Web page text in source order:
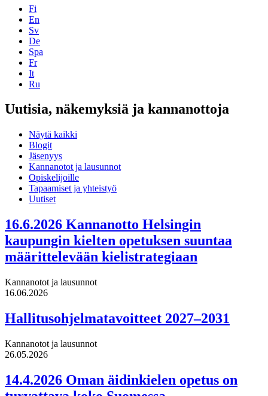
Fi
En
Sv
De
Spa
Fr
It
Ru
Uutisia, näkemyksiä ja kannanottoja
Näytä kaikki
Blogit
Jäsenyys
Kannanotot ja lausunnot
Opiskelijoille
Tapaamiset ja yhteistyö
Uutiset
16.6.2026 Kannanotto Helsingin
kaupungin kielten opetuksen suuntaa
määrittelevään kielistrategiaan
Kannanotot ja lausunnot
16.06.2026
Hallitusohjelmatavoitteet 2027–2031
Kannanotot ja lausunnot
26.05.2026
14.4.2026 Oman äidinkielen opetus on